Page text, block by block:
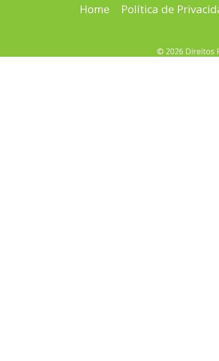
Home Política de
© 2026 Direitos